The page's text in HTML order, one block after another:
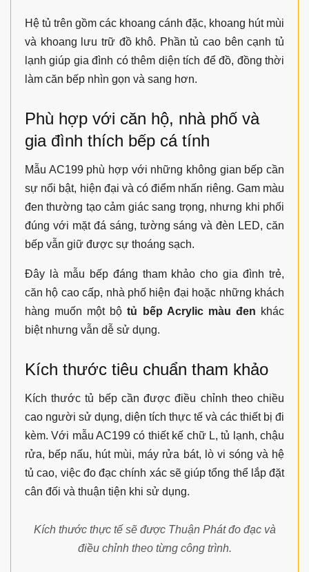
Hệ tủ trên gồm các khoang cánh đặc, khoang hút mùi
và khoang lưu trữ đồ khô. Phần tủ cao bên cạnh tủ
lạnh giúp gia đình có thêm diện tích để đồ, đồng thời
làm căn bếp nhìn gọn và sang hơn.
Phù hợp với căn hộ, nhà phố và
gia đình thích bếp cá tính
Mẫu AC199 phù hợp với những không gian bếp cần
sự nổi bật, hiện đại và có điểm nhấn riêng. Gam màu
đen thường tạo cảm giác sang trọng, nhưng khi phối
đúng với mặt đá sáng, tường sáng và đèn LED, căn
bếp vẫn giữ được sự thoáng sạch.
Đây là mẫu bếp đáng tham khảo cho gia đình trẻ,
căn hộ cao cấp, nhà phố hiện đại hoặc những khách
hàng muốn một bộtủ bếp Acrylic màu đen khác
biệt nhưng vẫn dễ sử dụng.
Kích thước tiêu chuẩn tham khảo
Kích thước tủ bếp cần được điều chỉnh theo chiều
cao người sử dụng, diện tích thực tế và các thiết bị đi
kèm. Với mẫu AC199 có thiết kế chữ L, tủ lạnh, chậu
rửa, bếp nấu, hút mùi, máy rửa bát, lò vi sóng và hệ
tủ cao, việc đo đạc chính xác sẽ giúp tổng thể lắp đặt
cân đối và thuận tiện khi sử dụng.